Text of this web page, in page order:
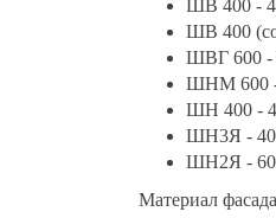
ШВ 400 -
ШВ 400
ШВГ 600 -
ШНМ 600 -
ШН 400 -
ШН3Я -
ШН2Я -
Материал